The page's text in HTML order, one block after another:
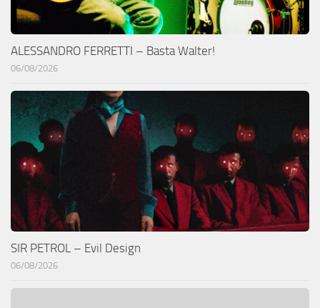
ALESSANDRO FERRETTI – Basta Walter!
06/08/2026
SIR PETROL – Evil Design
06/08/2026